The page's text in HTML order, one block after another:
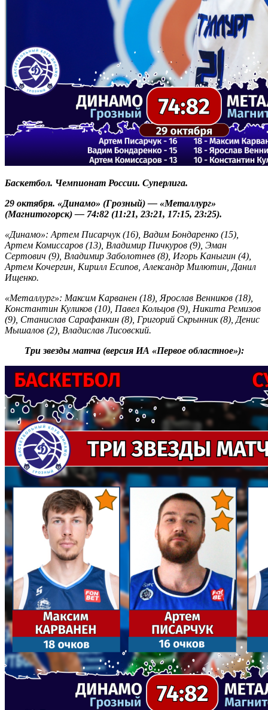
Баскетбол. Чемпионат России. Суперлига.
29 октября. «Динамо» (Грозный) — «Металлург»
(Магнитогорск) — 74:82 (11:21, 23:21, 17:15, 23:25).
«Динамо»: Артем Писарчук (16), Вадим Бондаренко (15),
Артем Комиссаров (13), Владимир Пичкуров (9), Эман
Сертович (9), Владимир Заболотнев (8), Игорь Каныгин (4),
Артем Кочергин, Кирилл Есипов, Александр Милютин, Данил
Ищенко.
«Металлург»: Максим Карванен (18), Ярослав Венников (18),
Константин Куликов (10), Павел Кольцов (9), Никита Ремизов
(9), Станислав Сарафанкин (8), Григорий Скрынник (8), Денис
Мышалов (2), Владислав Лисовский.
Три звезды матча (версия ИА «Первое областное»):